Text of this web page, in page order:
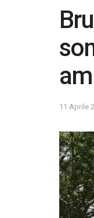
11 Aprile